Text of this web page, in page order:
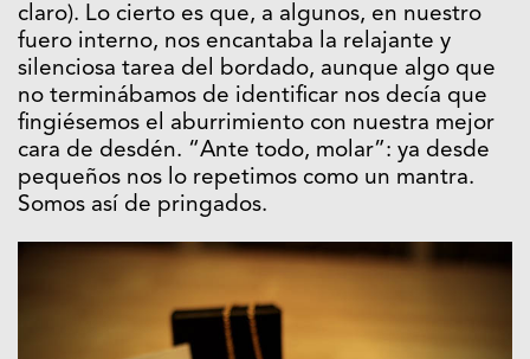
claro). Lo cierto es que, a algunos, en nuestro
fuero interno, nos encantaba la relajante y
silenciosa tarea del bordado, aunque algo que
no terminábamos de identificar nos decía que
fingiésemos el aburrimiento con nuestra mejor
cara de desdén. “Ante todo, molar”: ya desde
pequeños nos lo repetimos como un mantra.
Somos así de pringados.